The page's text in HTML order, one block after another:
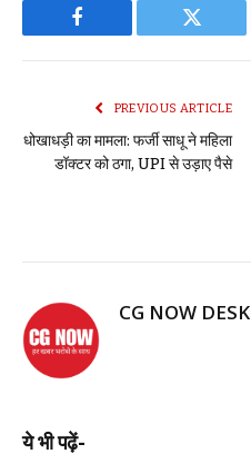
Facebook Twitter
PREVIOUS ARTICLE
धोखाधड़ी का मामला: फर्जी साधू ने महिला
डॉक्टर को ठगा, UPI से उड़ाए पैसे
CG NOW DESK
ये भी पढ़ें-